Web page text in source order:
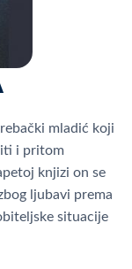
mladić koji
i pritom
knjizi on se
ljubavi prema
situacije